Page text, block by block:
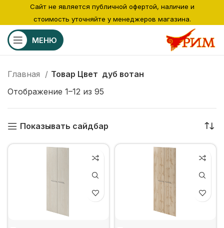
МЕНЮ
Главная Товар Цвет дуб вотан
Отображение 1–12 из 95
Показывать сайдбар
Сайт не является публичной офертой, наличие и
стоимость уточняйте у менеджеров магазина.